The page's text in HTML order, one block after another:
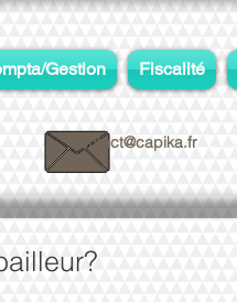
Gestion Fiscalité
contact@capika.fr